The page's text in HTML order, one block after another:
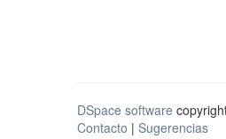
DSpace software
Contacto | Sugerencias